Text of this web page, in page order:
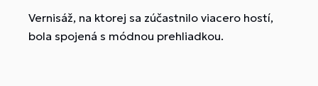
Vernisáž, na ktorej sa zúčastnilo viacero hostí,
bola spojená s módnou prehliadkou.